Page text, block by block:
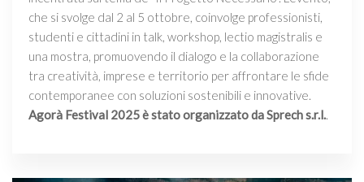
che si svolge dal 2 al 5 ottobre, coinvolge professionisti,
studenti e cittadini in talk, workshop, lectio magistralis e
una mostra, promuovendo il dialogo e la collaborazione
tra creatività, imprese e territorio per affrontare le sfide
contemporanee con soluzioni sostenibili e innovative.
Agorà Festival 2025 è stato organizzato da Sprech s.r.l..